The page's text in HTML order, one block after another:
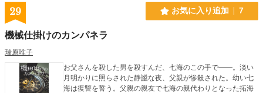
ム元気に開店中～』https://ncode.syosetu.com/n7423cb/ ・
『Blue Mallowへようこそ～希望が丘駅前商店街』https://nc
ode.syosetu.com/n2519cc/
29 お気に入り追加 7
機械仕掛けのカンパネラ
瑞原唯子
お父さんを殺した男を殺すんだ、七海のこの手で——。淡い
月明かりに照らされた静謐な夜、父親が惨殺された。幼い七
海は復讐を誓う。父親の親友で七海の親代わりとなった拓海